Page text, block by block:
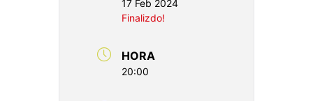
17 Feb 2024
Finalizdo!
HORA
20:00